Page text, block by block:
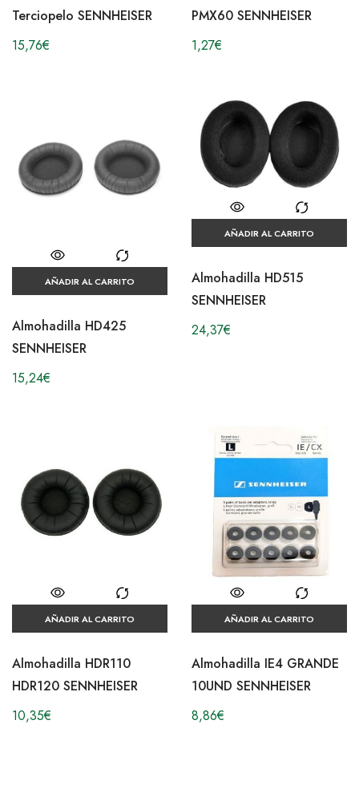
Terciopelo SENNHEISER
15,76€
PMX60 SENNHEISER
1,27€
AÑADIR AL CARRITO
Almohadilla HD425
SENNHEISER
15,24€
AÑADIR AL CARRITO
Almohadilla HD515
SENNHEISER
24,37€
AÑADIR AL CARRITO
Almohadilla HDR110
HDR120 SENNHEISER
10,35€
AÑADIR AL CARRITO
Almohadilla IE4 GRANDE
10UND SENNHEISER
8,86€